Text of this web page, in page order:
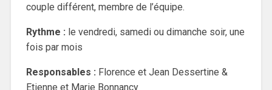
couple différent, membre de l’équipe.
Rythme : le vendredi, samedi ou dimanche soir, une
fois par mois
Responsables : Florence et Jean Dessertine &
Etienne et Marie Bonnancy